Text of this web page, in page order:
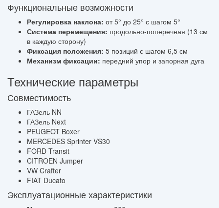
Функциональные возможности
Регулировка наклона: от 5° до 25° с шагом 5°
Система перемещения: продольно-поперечная (13 см
в каждую сторону)
Фиксация положения: 5 позиций с шагом 6,5 см
Механизм фиксации: передний упор и запорная дуга
Технические параметры
Совместимость
ГАЗель NN
ГАЗель Next
PEUGEOT Boxer
MERCEDES Sprinter VS30
FORD Transit
CITROEN Jumper
VW Crafter
FIAT Ducato
Эксплуатационные характеристики